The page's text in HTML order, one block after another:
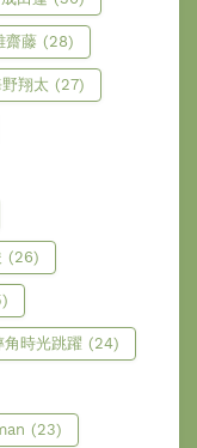
齋藤 (28)
翔太 (27)
(26)
角時光跳躍 (24)
(23)